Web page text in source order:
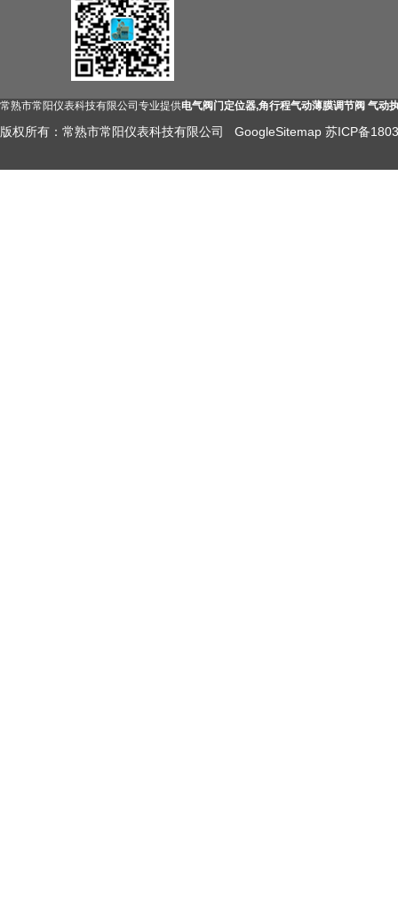
常熟市常阳仪表科技有限公司专业提供电气阀门定位器,角行程气动薄膜调节阀 气动
版权所有：常熟市常阳仪表科技有限公司 GoogleSitemap 苏ICP备